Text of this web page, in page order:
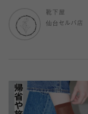
靴下屋
仙台セルバ店